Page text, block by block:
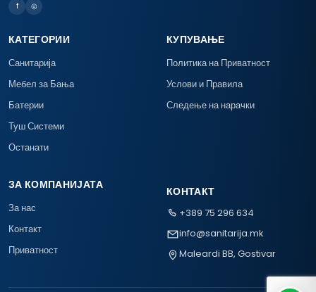
f ◎
КАТЕГОРИИ
Санитарија
Мебел за Бања
Батерии
Туш Системи
Останати
КУПУВАЊЕ
Политика на Приватност
Услови и Правила
Следење на нарачки
ЗА КОМПАНИЈАТА
За нас
Контакт
Приватност
КОНТАКТ
+389 75 296 634
info@sanitarija.mk
Maleardi BB, Gostivar